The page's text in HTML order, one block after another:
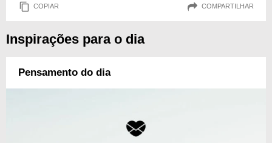
COPIAR COMPARTILHAR
Inspirações para o dia
Pensamento do dia